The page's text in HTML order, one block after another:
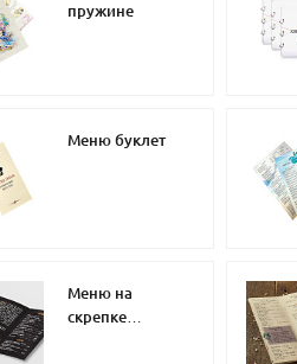
пружине
Меню буклет
Меню на
скрепке